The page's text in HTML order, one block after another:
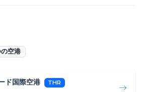
の空港
ド国際空港 THR